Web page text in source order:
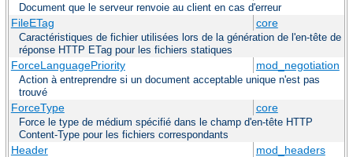
Document que le serveur renvoie au client en cas d'erreur
FileETag core
Caractéristiques de fichier utilisées lors de la génération de l'en-tête de
réponse HTTP ETag pour les fichiers statiques
ForceLanguagePriority mod_negotiation
Action à entreprendre si un document acceptable unique n'est pas
trouvé
ForceType core
Force le type de médium spécifié dans le champ d'en-tête HTTP
Content-Type pour les fichiers correspondants
Header mod_headers